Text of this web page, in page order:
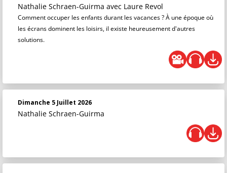
Nathalie Schraen-Guirma avec Laure Revol
Comment occuper les enfants durant les vacances ? À une époque où
les écrans dominent les loisirs, il existe heureusement d'autres
solutions.
Dimanche 5 Juillet 2026
Nathalie Schraen-Guirma